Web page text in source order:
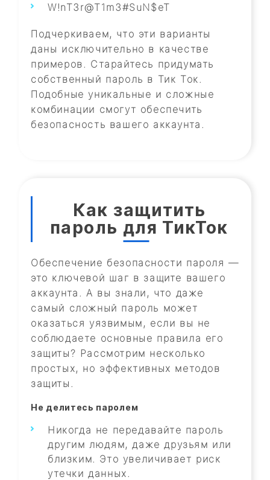
W!nT3r@T1m3#SuN$eT
Подчеркиваем, что эти варианты
даны исключительно в качестве
примеров. Старайтесь придумать
собственный пароль в Тик Ток.
Подобные уникальные и сложные
комбинации смогут обеспечить
безопасность вашего аккаунта.
Как защитить
пароль для ТикТок
Обеспечение безопасности пароля —
это ключевой шаг в защите вашего
аккаунта. А вы знали, что даже
самый сложный пароль может
оказаться уязвимым, если вы не
соблюдаете основные правила его
защиты? Рассмотрим несколько
простых, но эффективных методов
защиты.
Не делитесь паролем
Никогда не передавайте пароль
другим людям, даже друзьям или
близким. Это увеличивает риск
утечки данных.